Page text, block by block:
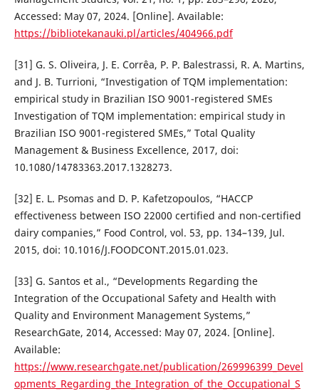
Accessed: May 07, 2024. [Online]. Available:
https://bibliotekanauki.pl/articles/404966.pdf
[31] G. S. Oliveira, J. E. Corrêa, P. P. Balestrassi, R. A. Martins,
and J. B. Turrioni, “Investigation of TQM implementation:
empirical study in Brazilian ISO 9001-registered SMEs
Investigation of TQM implementation: empirical study in
Brazilian ISO 9001-registered SMEs,” Total Quality
Management & Business Excellence, 2017, doi:
10.1080/14783363.2017.1328273.
[32] E. L. Psomas and D. P. Kafetzopoulos, “HACCP
effectiveness between ISO 22000 certified and non-certified
dairy companies,” Food Control, vol. 53, pp. 134–139, Jul.
2015, doi: 10.1016/J.FOODCONT.2015.01.023.
[33] G. Santos et al., “Developments Regarding the
Integration of the Occupational Safety and Health with
Quality and Environment Management Systems,”
ResearchGate, 2014, Accessed: May 07, 2024. [Online].
Available:
https://www.researchgate.net/publication/269996399_Devel
opments_Regarding_the_Integration_of_the_Occupational_S